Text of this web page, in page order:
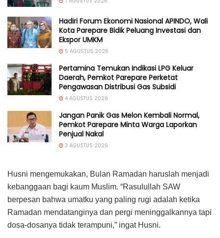
Hadiri Forum Ekonomi Nasional APINDO, Wali
Kota Parepare Bidik Peluang Investasi dan
Ekspor UMKM
5 AGUSTUS 2026
Pertamina Temukan Indikasi LPG Keluar
Daerah, Pemkot Parepare Perketat
Pengawasan Distribusi Gas Subsidi
4 AGUSTUS 2026
Jangan Panik Gas Melon Kembali Normal,
Pemkot Parepare Minta Warga Laporkan
Penjual Nakal
3 AGUSTUS 2026
Husni mengemukakan, Bulan Ramadan haruslah menjadi
kebanggaan bagi kaum Muslim. “Rasulullah SAW
berpesan bahwa umatku yang paling rugi adalah ketika
Ramadan mendatanginya dan pergi meninggalkannya tapi
dosa-dosanya tidak terampuni,” ingat Husni.